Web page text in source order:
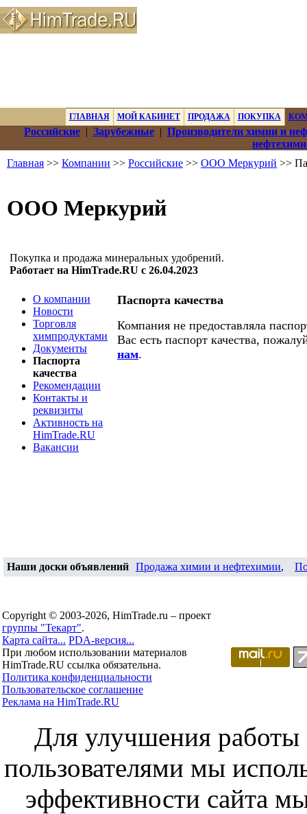
ГЛАВНАЯ МОЙ КАБИНЕТ ПРОДАЖА ПОКУПКА
Российские| Зарубежные| Производители химии и
Главная >> Компании >> Российские >> ООО Меркурий >>
ООО Меркурий
Покупка и продажа минеральных удобрений.
Работает на HimTrade.RU с 26.04.2023
О компании
Новости
Торговля
химпродуктами
Документы
Паспорта
качества
Рекомендации
Контакты и
реквизиты
Активность на
HimTrade.RU
Вакансии
Паспорта качества
Компания не предоставляла
Вас есть паспорт качества,
нам.
Наши доски объявлений Продажа химии и нефтехимии,
Copyright © 2003-2026, HimTrade.ru – проект
группы "Текарт".
Карта сайта... PDA-версия...
При любом использовании материалов
HimTrade.RU ссылка обязательна.
Политика конфиденциальности
Пользовательское соглашение
Реклама на HimTrade.RU
Для улучшения работы
пользователями мы
эффективности сайта